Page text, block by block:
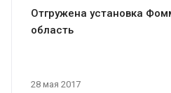
28 мая 2017
Отгружена установка
область